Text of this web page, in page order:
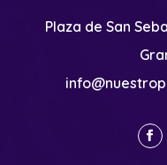
Plaza de San